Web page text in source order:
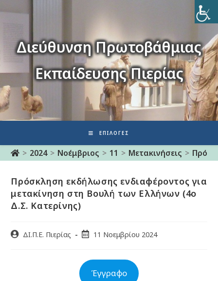
Διεύθυνση Πρωτοβάθμιας
Εκπαίδευσης Πιερίας
ΕΠΙΛΟΓΈΣ
> 2024 > Νοέμβριος > 11 > Μετακινήσεις >
Πρόσκληση εκδήλωσης ενδιαφέροντος για
μετακίνηση στη Βουλή των Ελλήνων (4ο
Δ.Σ. Κατερίνης)
ΔΙ.Π.Ε. Πιερίας 11 Νοεμβρίου 2024
Έγγραφο